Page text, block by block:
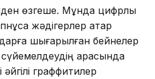
өзгеше. Мұнда цифрлық
жәдігерлер қатар
шығарылған бейнелер
арқасында
граффитилер